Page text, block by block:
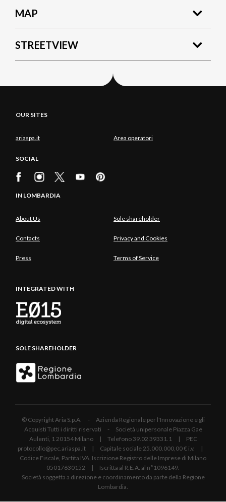
MAP
STREETVIEW
OUR SITES
ariaspa.it Area operatori
SOCIAL
IN LOMBARDIA
About Us Sole shareholder
Contacts Privacy and Cookies
Press Terms of Service
INTEGRATED WITH
SOLE SHAREHOLDER
© Copyright Aria S.p.A. - Azienda Regionale per l'Innovazione e gli
Acquisti Tutti i diritti riservati - Società unipersonale Piazza Gae
Aulenti, 1 20154 Milano | Telefono 39.02 39331.1 | PEC
protocollo@pec.ariaspa.it | Capitale sociale 25.000.000,00 € i.v. |
Codice Fiscale, Partita IVA, Iscrizione Registro delle Imprese di Milano
05017630152 | Iscritta al R.E.A. al n°1096149.
Società soggetta a direzione e coordinamento da parte della Regione
Lombardia.